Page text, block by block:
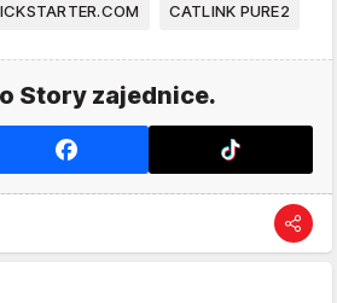
CATLINK PURE2
Story zajednice.